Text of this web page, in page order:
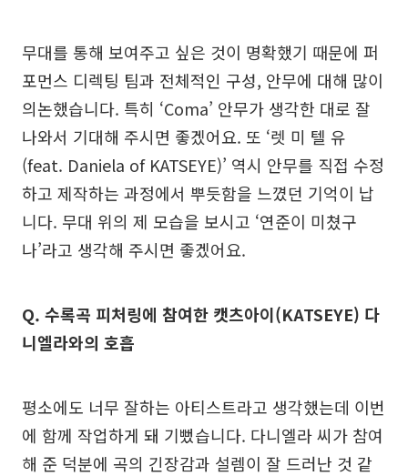
무대를 통해 보여주고 싶은 것이 명확했기 때문에 퍼
포먼스 디렉팅 팀과 전체적인 구성, 안무에 대해 많이
의논했습니다. 특히 ‘Coma’ 안무가 생각한 대로 잘
나와서 기대해 주시면 좋겠어요. 또 ‘렛 미 텔 유
(feat. Daniela of KATSEYE)’ 역시 안무를 직접 수정
하고 제작하는 과정에서 뿌듯함을 느꼈던 기억이 납
니다. 무대 위의 제 모습을 보시고 ‘연준이 미쳤구
나’라고 생각해 주시면 좋겠어요.
Q. 수록곡 피처링에 참여한 캣츠아이(KATSEYE) 다
니엘라와의 호흡
평소에도 너무 잘하는 아티스트라고 생각했는데 이번
에 함께 작업하게 돼 기뻤습니다. 다니엘라 씨가 참여
해 준 덕분에 곡의 긴장감과 설렘이 잘 드러난 것 같